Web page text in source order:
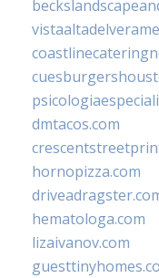
dmtacos.com
hornopizza.com
hematologa.com
lizaivanov.com